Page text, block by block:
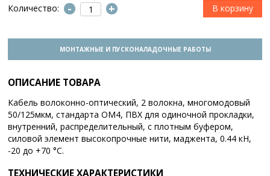
Количество: - +
МОНТАЖНЫЕ И ПУСКОНАЛАДОЧНЫЕ РАБОТЫ
ОПИСАНИЕ ТОВАРА
Кабель волоконно-оптический, 2 волокна, многомодовый
50/125мкм, стандарта OM4, ПВХ для одиночной прокладки,
внутренний, распределительный, с плотным буфером,
силовой элемент высокопрочные нити, маджента, 0.44 кН,
-20 до +70 °C.
ТЕХНИЧЕСКИЕ ХАРАКТЕРИСТИКИ